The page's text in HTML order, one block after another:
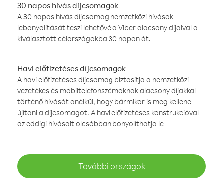
30 napos hívás díjcsomagok
A 30 napos hívás díjcsomag nemzetközi hívások
lebonyolítását teszi lehetővé a Viber alacsony díjaival a
kiválasztott célországokba 30 napon át.
Havi előfizetéses díjcsomagok
A havi előfizetéses díjcsomag biztosítja a nemzetközi
vezetékes és mobiltelefonszámoknak alacsony díjakkal
történő hívását anélkül, hogy bármikor is meg kellene
újítani a díjcsomagot. A havi előfizetéses konstrukcióval
az eddigi hívásait olcsóbban bonyolíthatja le
További országok